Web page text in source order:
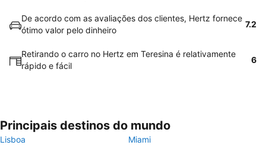
De acordo com as avaliações dos clientes, Hertz fornece
ótimo valor pelo dinheiro
7.2
Retirando o carro no Hertz em Teresina é relativamente
rápido e fácil
6
Principais destinos do mundo
Lisboa
Miami